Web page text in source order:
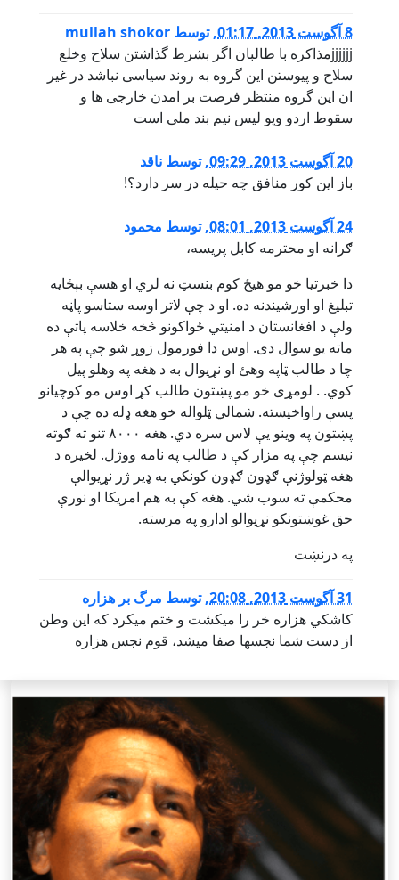
8 آگوست 2013, 01:17 ,توسط mullah shokor
jjjjjjمذاکره با طالبان اگر بشرط گذاشتن سلاح وخلع
سلاح و پیوستن این گروه به روند سیاسی نباشد در غیر
ان این گروه منتظر فرصت بر امدن خارجی ها و
سقوط اردو وپو لیس نیم بند ملی است
20 آگوست 2013, 09:29 ,توسط ناقد
باز این کور منافق چه حیله در سر دارد؟!
24 آگوست 2013, 08:01 ,توسط محمود
ګرانه او محترمه کابل پریسه،
دا خبرتیا خو مو هیځ کوم بنسټ نه لري او هسې بېځایه
تبلیغ او اورشیندنه ده. او د چې لاتر اوسه ستاسو پاڼه
ولې د افغانستان د امنیتي ځواکونو څخه خلاسه پاتې ده
ماته یو سوال دی. اوس دا فورمول زوړ شو چې په هر
چا د طالب ټاپه وهئ او نړیوال به د هغه په وهلو پیل
کوي. . لومړی خو مو پښتون طالب کړ اوس مو کوچيانو
پسې راواخیسته. شمالي ټلواله خو هغه ډله ده چې د
پښتون په وینو یې لاس سره دي. هغه ۸۰۰۰ تنو ته ګوته
نیسم چې په مزار کې د طالب په نامه ووژل. لخیره د
هغه ټولوژنې ګډون ګډون کونکي به ډیر ژر نړیوالې
محکمې ته سوب شي. هغه کې به هم امریکا او نورې
حق غوښتونکو نړیوالو ادارو په مرسته.
په درنښت
31 آگوست 2013, 20:08 ,توسط مرگ بر هزاره
كاشكي هزاره خر را ميكشت و ختم ميكرد كه اين وطن
از دست شما نجسها صفا ميشد، قوم نجس هزاره